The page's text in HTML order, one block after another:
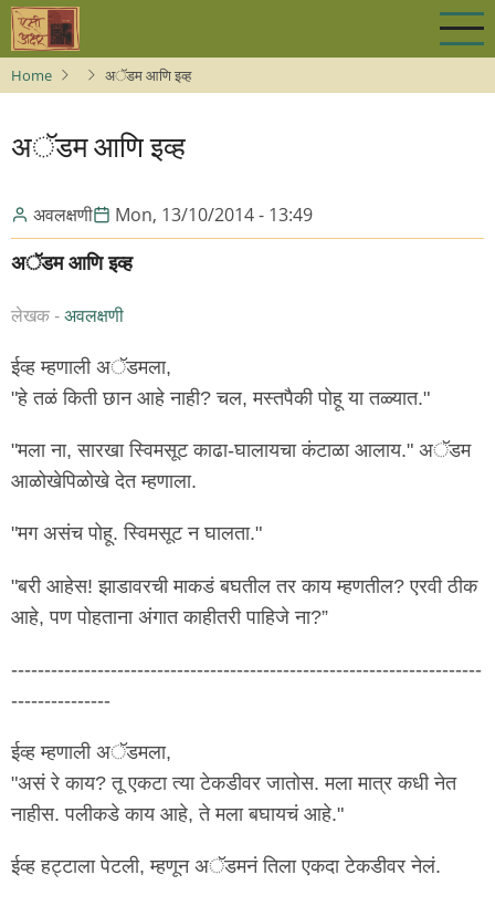
Skip
main
content
Home अॅडम आणि इव्ह
अॅडम आणि इव्ह
अवलक्षणी Mon, 13/10/2014 - 13:49
अॅडम आणि इव्ह
लेखक - अवलक्षणी
ईव्ह म्हणाली अॅडमला,
"हे तळं किती छान आहे नाही? चल, मस्तपैकी पोहू या तळ्यात."
"मला ना, सारखा स्विमसूट काढा-घालायचा कंटाळा आलाय." अॅडम
आळोखेपिळोखे देत म्हणाला.
"मग असंच पोहू. स्विमसूट न घालता."
"बरी आहेस! झाडावरची माकडं बघतील तर काय म्हणतील? एरवी ठीक
आहे, पण पोहताना अंगात काहीतरी पाहिजे ना?”
-----------------------------------------------------------------------
---------------
ईव्ह म्हणाली अॅडमला,
"असं रे काय? तू एकटा त्या टेकडीवर जातोस. मला मात्र कधी नेत
नाहीस. पलीकडे काय आहे, ते मला बघायचं आहे."
ईव्ह हट्टाला पेटली, म्हणून अॅडमनं तिला एकदा टेकडीवर नेलं.